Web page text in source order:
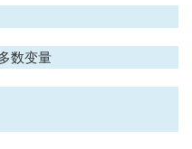
数变量